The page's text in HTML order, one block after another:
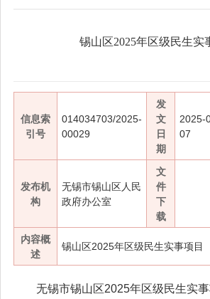
锡山区2025年区级民生实
信息索
引号
014034703/2025-
00029
发
文
日
期
2025-
07
发布机
构
无锡市锡山区人民
政府办公室
文
件
下
载
内容概
述
锡山区2025年区级民生实事项目
无锡市锡山区2025年区级民生实事